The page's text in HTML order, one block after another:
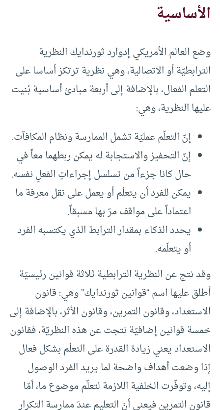
الأساسية
وضع العالم الأمريكي إدوارد ثورندايك النظرية
الترابطيّة أو الاتصالية، وهي نظرية ترتكز أساسا على
التعلم الفعال، بالإضافة إلى أربعة مبادئ أساسية بُنيت
عليها النظرية، وهي:
إنّ التعلّم عمليّة تشمل الممارسة ونظام المكافآت.
إنّ التحفيز والاستجابة له يمكن ربطهما معاً في
حال كانا جزءاً من تسلسل إجراءاتِ الفعلِ نفسه.
يمكن للفرد أن يتعلّم أو يعمل على نقل معرفة ما
اعتماداً على مواقف مرّ بها مسبقاً.
يحدد الذكاء بمقدار الترابط الذي يكتسبه الفرد
أو يتعلّمه.
وقد نتج عن النظرية الترابطية ثلاثة قوانين رئيسيّة
أطلق عليها اسم “قوانين ثورندايك” وهي: قانون
الاستعداد، وقانون التمرين، وقانون الأثر، بالإضافة إلى
خمسة قوانين إضافيّة نتجت عن هذه النظريّة، فقانون
الاستعداد يعني زيادة القدرة على التعلّم بشكل فعال
إذا وضعت أهداف واضحة لما يريد الفرد الوصول
إليه، وتوفّرت الخلفية اللازمة لتعلّم موضوع ما، أمّا
قانون التمرين فيعني أنّ التعليم عندَ ممارسة التكرار